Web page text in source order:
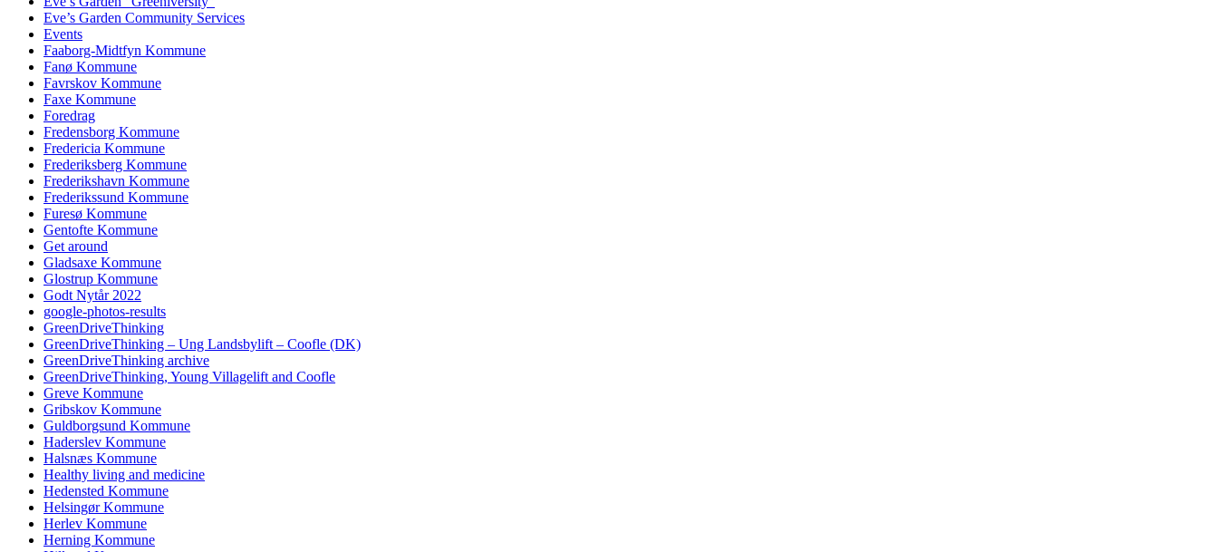
Eve’s Garden Community Services
Events
Faaborg-Midtfyn Kommune
Fanø Kommune
Favrskov Kommune
Faxe Kommune
Foredrag
Fredensborg Kommune
Fredericia Kommune
Frederiksberg Kommune
Frederikshavn Kommune
Frederikssund Kommune
Furesø Kommune
Gentofte Kommune
Get around
Gladsaxe Kommune
Glostrup Kommune
Godt Nytår 2022
google-photos-results
GreenDriveThinking
GreenDriveThinking – Ung Landsbylift – Coofle (DK)
GreenDriveThinking archive
GreenDriveThinking, Young Villagelift and Coofle
Greve Kommune
Gribskov Kommune
Guldborgsund Kommune
Haderslev Kommune
Halsnæs Kommune
Healthy living and medicine
Hedensted Kommune
Helsingør Kommune
Herlev Kommune
Herning Kommune